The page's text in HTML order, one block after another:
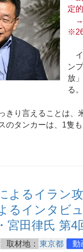
定
→
イ
ン
放
る。
り言えることは、
のタンカーは、1隻
よるイラン
るインタビ
宮田律氏 第4
取材地： 東京都
動